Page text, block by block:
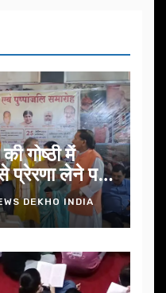
गोष्ठी में
प्रेरणा लेने पर
DEKHO INDIA